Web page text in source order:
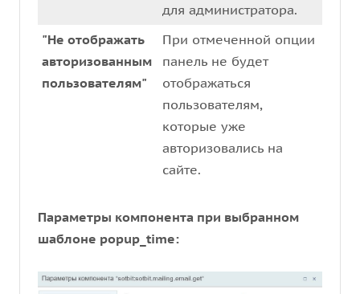
для администратора.
"Не отображать
авторизованным
пользователям"
При отмеченной опции
панель не будет
отображаться
пользователям,
которые уже
авторизовались на
сайте.
Параметры компонента при выбранном
шаблоне popup_time: